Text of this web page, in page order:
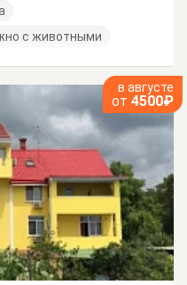
с животными
в августе
от 4500₽